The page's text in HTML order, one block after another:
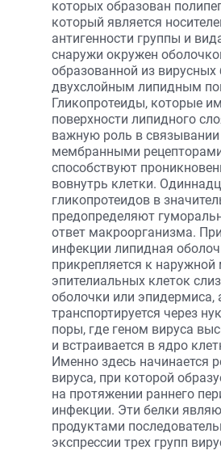
которых образован
который является
антигенности группы и
снаружи окружен
образованной из вирусных
двухслойным липидным
Гликопротеиды, которые
поверхности липидного
важную роль в связывании
мембранными
способствуют
вовнутрь клетки.
гликопротеидов в
предопределяют
ответ макроорганизма.
инфекции липидная
прикрепляется к
эпителиальных клеток
оболочки или эпидермиса,
транспортируется через
поры, где геном вируса
и встраивается в ядро
Именно здесь начинается
вируса, при которой
на протяжении раннего
инфекции. Эти белки
продуктами
экспрессии трех групп